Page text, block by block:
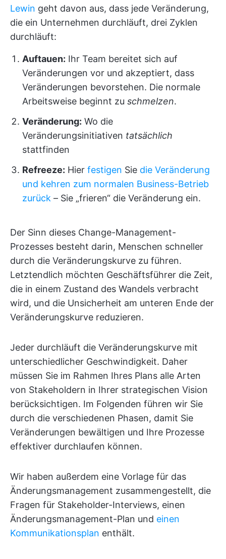
Lewin geht davon aus, dass jede Veränderung,
die ein Unternehmen durchläuft, drei Zyklen
durchläuft:
Auftauen: Ihr Team bereitet sich auf
Veränderungen vor und akzeptiert, dass
Veränderungen bevorstehen. Die normale
Arbeitsweise beginnt zu schmelzen.
Veränderung: Wo die
Veränderungsinitiativen tatsächlich
stattfinden
Refreeze: Hier festigen Sie die Veränderung
und kehren zum normalen Business-Betrieb
zurück – Sie „frieren“ die Veränderung ein.
Der Sinn dieses Change-Management-
Prozesses besteht darin, Menschen schneller
durch die Veränderungskurve zu führen.
Letztendlich möchten Geschäftsführer die Zeit,
die in einem Zustand des Wandels verbracht
wird, und die Unsicherheit am unteren Ende der
Veränderungskurve reduzieren.
Jeder durchläuft die Veränderungskurve mit
unterschiedlicher Geschwindigkeit. Daher
müssen Sie im Rahmen Ihres Plans alle Arten
von Stakeholdern in Ihrer strategischen Vision
berücksichtigen. Im Folgenden führen wir Sie
durch die verschiedenen Phasen, damit Sie
Veränderungen bewältigen und Ihre Prozesse
effektiver durchlaufen können.
Wir haben außerdem eine Vorlage für das
Änderungsmanagement zusammengestellt, die
Fragen für Stakeholder-Interviews, einen
Änderungsmanagement-Plan und einen
Kommunikationsplan enthält.